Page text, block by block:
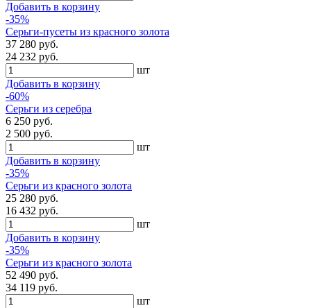
Добавить в корзину
-35%
Серьги-пусеты из красного золота
37 280 руб.
24 232 руб.
шт
Добавить в корзину
-60%
Серьги из серебра
6 250 руб.
2 500 руб.
шт
Добавить в корзину
-35%
Серьги из красного золота
25 280 руб.
16 432 руб.
шт
Добавить в корзину
-35%
Серьги из красного золота
52 490 руб.
34 119 руб.
шт